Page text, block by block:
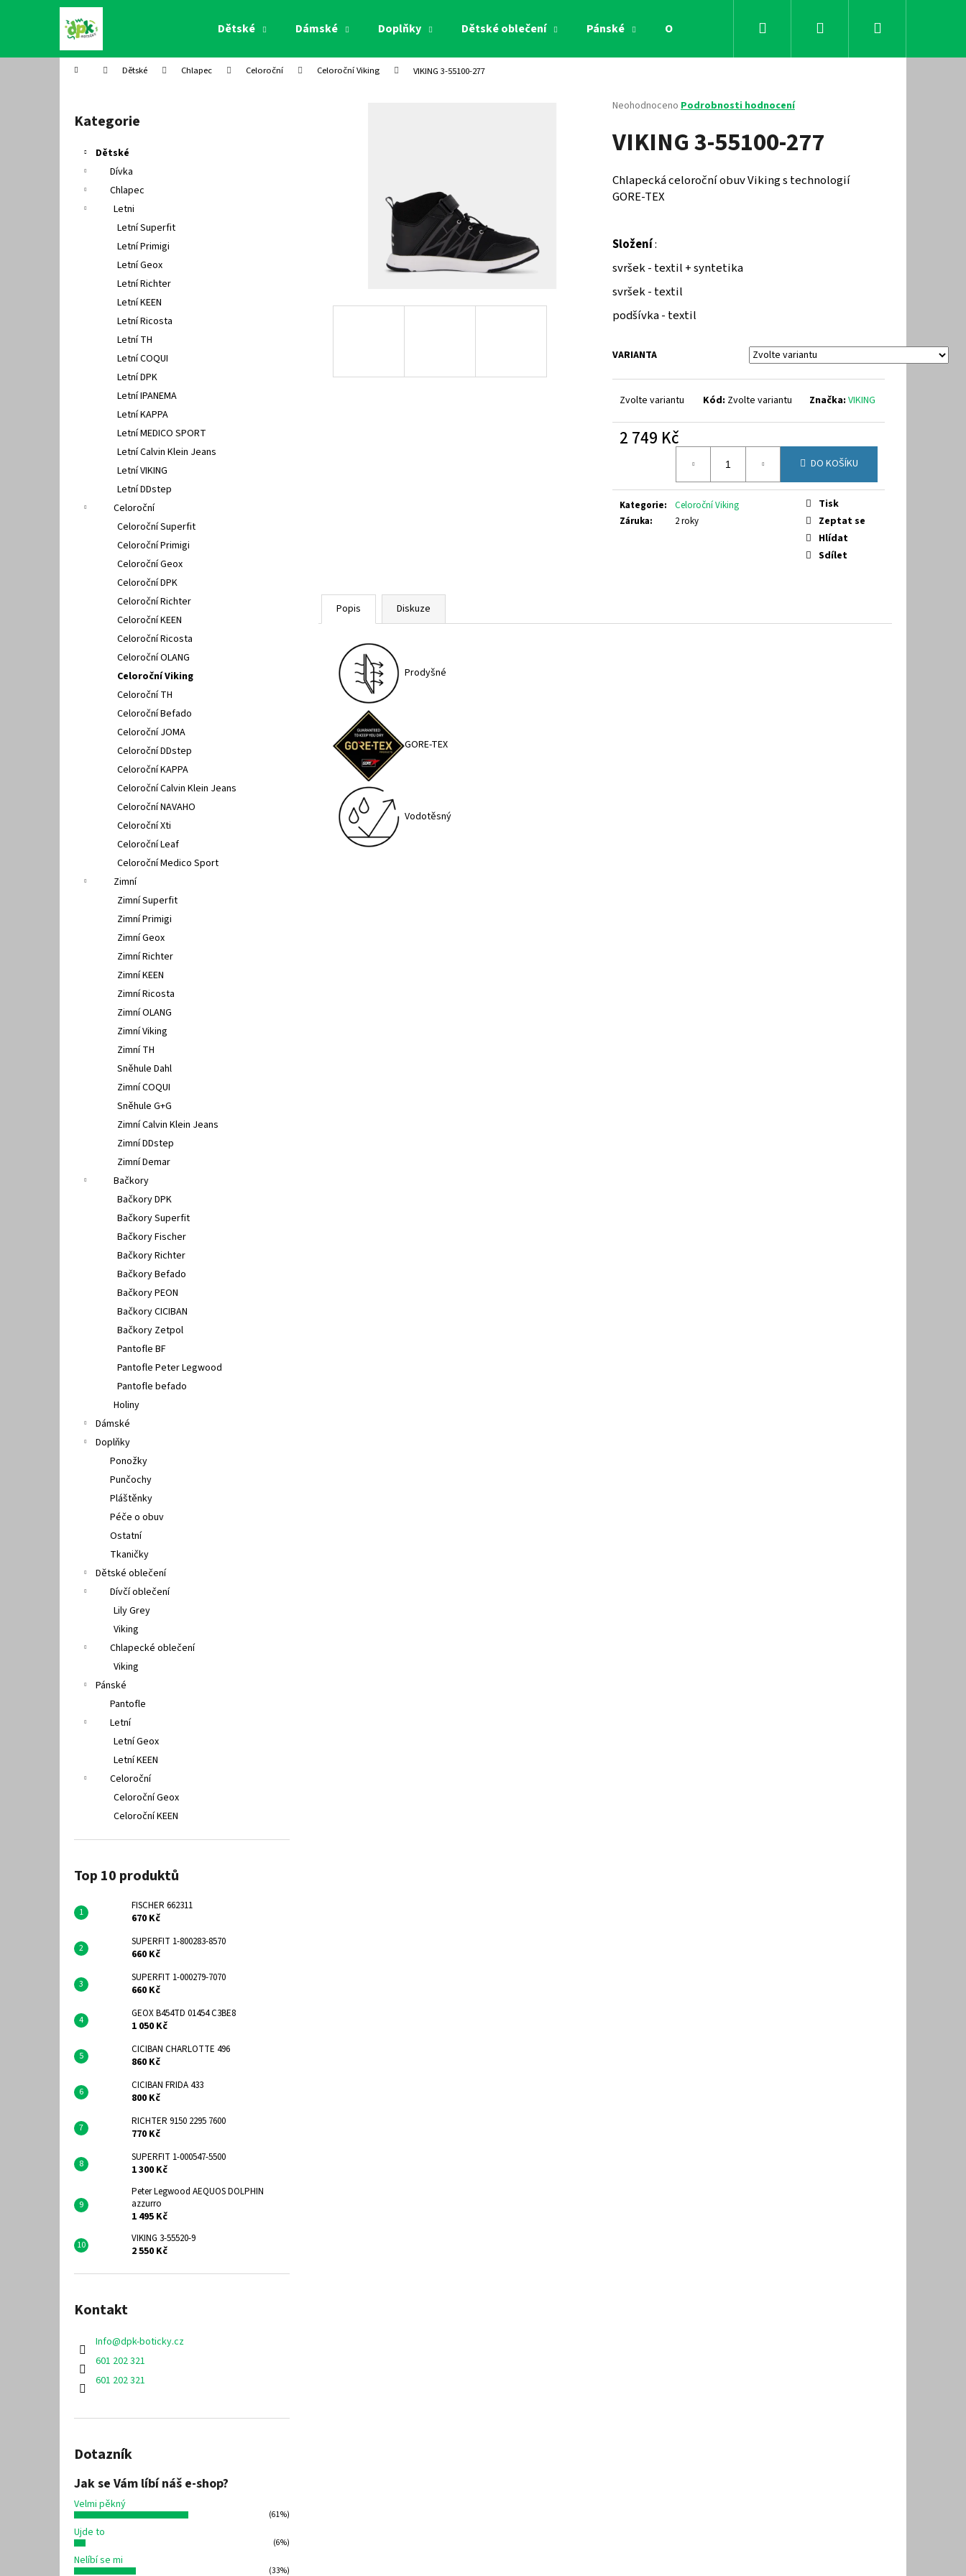
Dětské Dámské Doplňky Dětské oblečení Pánské Obchodní podmínky KontaktyPřihlášení
Domů Dětské Chlapec Celoroční Celoroční Viking VIKING 3-55100-277
Přeskočit
kategorie
Kategorie
Dětské
Dívka
Chlapec
Letni
Letní Superfit
Letní Primigi
Letní Geox
Letní Richter
Letní KEEN
Letní Ricosta
Letní TH
Letní COQUI
Letní DPK
Letní IPANEMA
Letní KAPPA
Letní MEDICO SPORT
Letní Calvin Klein Jeans
Letní VIKING
Letní DDstep
Celoroční
Celoroční Superfit
Celoroční Primigi
Celoroční Geox
Celoroční DPK
Celoroční Richter
Celoroční KEEN
Celoroční Ricosta
Celoroční OLANG
Celoroční Viking
Celoroční TH
Celoroční Befado
Celoroční JOMA
Celoroční DDstep
Celoroční KAPPA
Celoroční Calvin Klein Jeans
Celoroční NAVAHO
Celoroční Xti
Celoroční Leaf
Celoroční Medico Sport
Zimní
Zimní Superfit
Zimní Primigi
Zimní Geox
Zimní Richter
Zimní KEEN
Zimní Ricosta
Zimní OLANG
Zimní Viking
Zimní TH
Sněhule Dahl
Zimní COQUI
Sněhule G+G
Zimní Calvin Klein Jeans
Zimní DDstep
Zimní Demar
Bačkory
Bačkory DPK
Bačkory Superfit
Bačkory Fischer
Bačkory Richter
Bačkory Befado
Bačkory PEON
Bačkory CICIBAN
Bačkory Zetpol
Pantofle BF
Pantofle Peter Legwood
Pantofle befado
Holiny
Dámské
Doplňky
Ponožky
Punčochy
Pláštěnky
Péče o obuv
Ostatní
Tkaničky
Dětské oblečení
Dívčí oblečení
Lily Grey
Viking
Chlapecké oblečení
Viking
Pánské
Pantofle
Letní
Letní Geox
Letní KEEN
Celoroční
Celoroční Geox
Celoroční KEEN
Top 10 produktů
FISCHER 662311
670 Kč
SUPERFIT 1-800283-8570
660 Kč
SUPERFIT 1-000279-7070
660 Kč
GEOX B454TD 01454 C3BE8
1 050 Kč
CICIBAN CHARLOTTE 496
860 Kč
CICIBAN FRIDA 433
800 Kč
RICHTER 9150 2295 7600
770 Kč
SUPERFIT 1-000547-5500
1 300 Kč
Peter Legwood AEQUOS DOLPHIN
azzurro
1 495 Kč
VIKING 3-55520-9
2 550 Kč
Kontakt
Info@dpk-boticky.cz
601 202 321
601 202 321
Dotazník
Jak se Vám líbí náš e-shop?
Velmi pěkný
(61%)
Ujde to
(6%)
Nelíbí se mi
(33%)
Průměrné
produktu
je
z
5
hvězdiček.
Neohodnoceno Podrobnosti hodnocení
VIKING 3-55100-277
Chlapecká celoroční obuv Viking s technologií
GORE-TEX
Složení:
svršek - textil + syntetika
svršek - textil
podšívka - textil
VARIANTA
Zvolte variantu Kód: Zvolte variantu Značka: VIKING
2 749 Kč
DO KOŠÍKU
Kategorie:
Celoroční Viking
Záruka: 2 roky
Tisk
Zeptat se
Hlídat
Sdílet
Popis Diskuze
Prodyšné
GORE-TEX
Vodotěsný
í
Zpět
do
Zpět
do
Co potřebujete najít?
Doporučujeme
FISCHER 662311
SUPERFIT 1-000279-7070